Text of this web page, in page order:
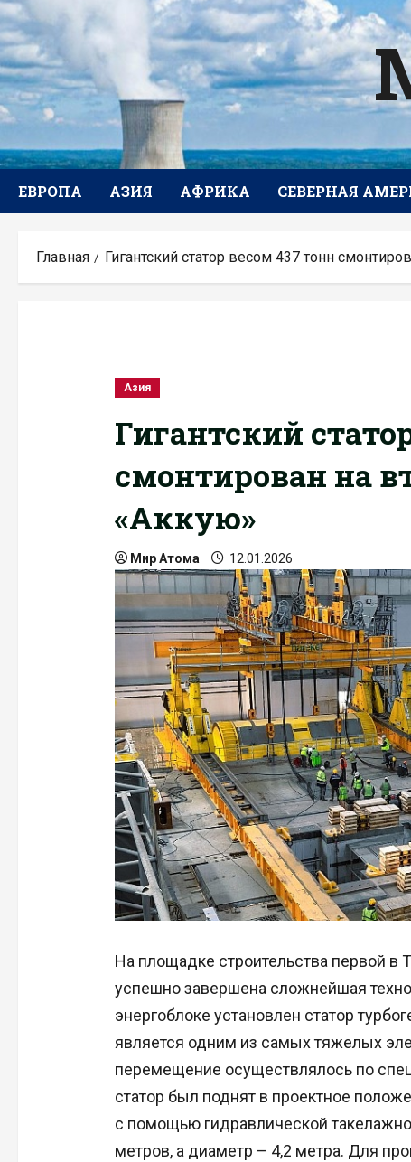
Перейти
к
содержимому
ЕВРОПА АЗИЯ АФРИКА СЕВЕРНАЯ
Главная Гигантский статор весом 437 тонн
Азия
Гигантский
смонтирован на
«Аккую»
Мир Атома 12.01.2026
На площадке строительства первой в
успешно завершена сложнейшая
энергоблоке установлен статор
является одним из самых тяжелых
перемещение осуществлялось по
статор был поднят в проектное
с помощью гидравлической
метров, а диаметр – 4,2 метра. Для